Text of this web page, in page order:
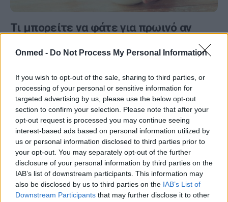
Onmed - Do Not Process My Personal Information
If you wish to opt-out of the sale, sharing to third parties, or
processing of your personal or sensitive information for
targeted advertising by us, please use the below opt-out
section to confirm your selection. Please note that after your
opt-out request is processed you may continue seeing
interest-based ads based on personal information utilized by
us or personal information disclosed to third parties prior to
your opt-out. You may separately opt-out of the further
disclosure of your personal information by third parties on the
IAB’s list of downstream participants. This information may
also be disclosed by us to third parties on the IAB’s List of
Downstream Participants that may further disclose it to other
Τι μπορείτε να φάτε για πρωινό αν
πρωινό γεύμα, όπως το ψωμί με βούτυρο και μέλι, οι
φρυγανιές με μαρμελάδα,…